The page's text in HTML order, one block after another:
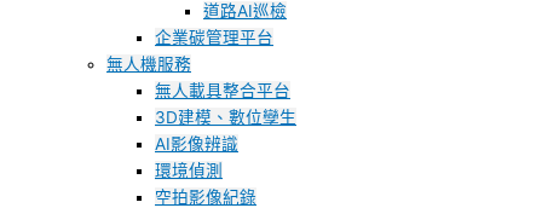
道路AI巡檢
企業碳管理平台
無人機服務
無人載具整合平台
3D建模、數位孿生
AI影像辨識
環境偵測
空拍影像紀錄